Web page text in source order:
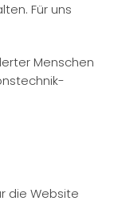
Für uns
Menschen
die Website